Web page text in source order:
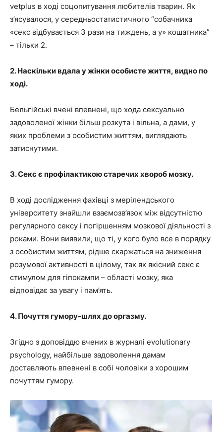
vetplus в ході соцопитування любителів тварин. Як
з’ясувалося, у середньостатистичного “собачника
«секс відбувається 3 рази на тиждень, а у» кошатника”
– тільки 2.
2. Наскільки вдала у жінки особисте життя, видно по
ході.
Бельгійські вчені впевнені, що хода сексуально
задоволеної жінки більш розкута і вільна, а дами, у
яких проблеми з особистим життям, виглядають
затиснутими.
3. Секс є профілактикою старечих хвороб мозку.
В ході дослідження фахівці з мерілендського
університету знайшли взаємозв’язок між відсутністю
регулярного сексу і погіршенням мозкової діяльності з
роками. Вони виявили, що ті, у кого було все в порядку
з особистим життям, рідше скаржаться на зниження
розумової активності в цілому, так як якісний секс є
стимулом для гіпокампи – області мозку, яка
відповідає за увагу і пам’ять.
4. Почуття гумору-шлях до оргазму.
Згідно з доповіддю вчених в журналі evolutionary
psychology, найбільше задоволення дамам
доставляють впевнені в собі чоловіки з хорошим
почуттям гумору.